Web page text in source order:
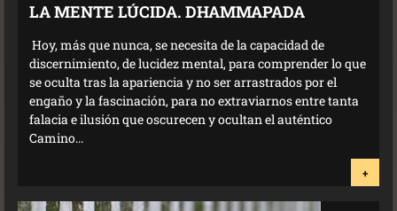
LA MENTE LÚCIDA. DHAMMAPADA
Hoy, más que nunca, se necesita de la capacidad de
discernimiento, de lucidez mental, para comprender lo que
se oculta tras la apariencia y no ser arrastrados por el
engaño y la fascinación, para no extraviarnos entre tanta
falacia e ilusión que oscurecen y ocultan el auténtico
Camino...
+